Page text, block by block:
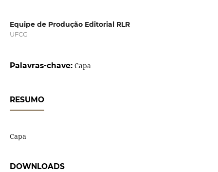
Equipe de Produção Editorial RLR
UFCG
Palavras-chave: Capa
RESUMO
Capa
DOWNLOADS